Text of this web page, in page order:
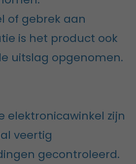
of gebrek aan
is het product ook
uitslag opgenomen.
elektronicawinkel zijn
veertig
gecontroleerd.